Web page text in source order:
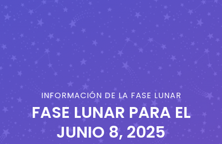
INFORMACIÓN DE LA FASE LUNAR
FASE LUNAR PARA EL
JUNIO 8, 2025